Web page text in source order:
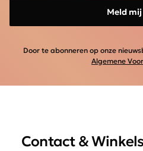
Meld
Door te abonneren op onze
Algemene
Contact & Winkels